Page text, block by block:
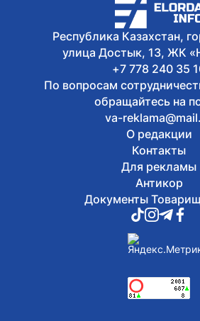
Сегодня, 13:50
Как в Астане
Республика Казахстан,
улица Достык, 13, ЖК
+7 778 240 35
По вопросам
обращайтесь на
va-
О редакции
Контакты
Для рекламы
Антикор
Документы